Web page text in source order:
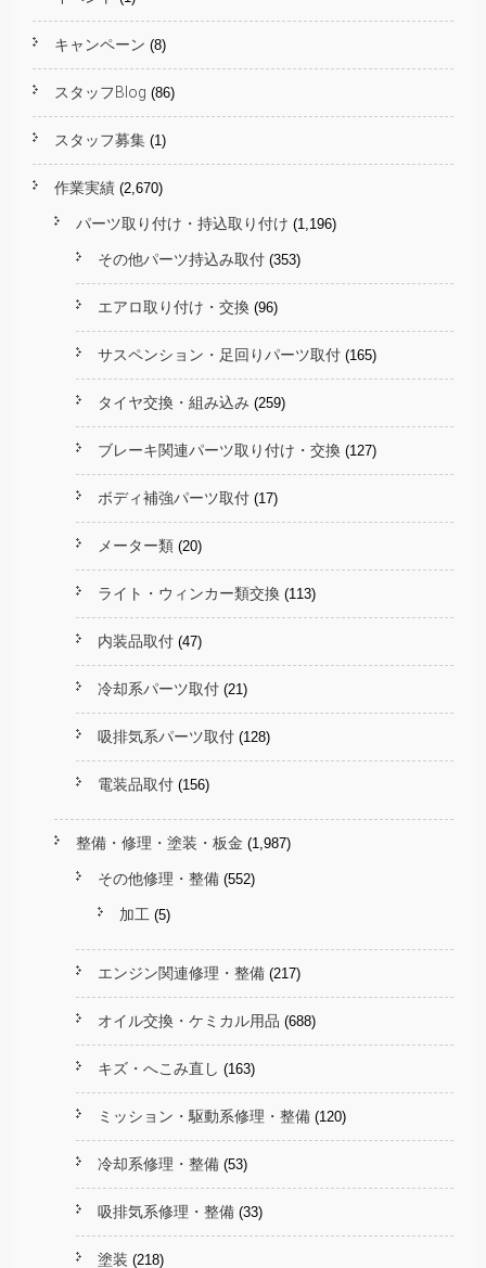
キャンペーン (8)
スタッフBlog (86)
スタッフ募集 (1)
作業実績 (2,670)
パーツ取り付け・持込取り付け (1,196)
その他パーツ持込み取付 (353)
エアロ取り付け・交換 (96)
サスペンション・足回りパーツ取付 (165)
タイヤ交換・組み込み (259)
ブレーキ関連パーツ取り付け・交換 (127)
ボディ補強パーツ取付 (17)
メーター類 (20)
ライト・ウィンカー類交換 (113)
内装品取付 (47)
冷却系パーツ取付 (21)
吸排気系パーツ取付 (128)
電装品取付 (156)
整備・修理・塗装・板金 (1,987)
その他修理・整備 (552)
加工 (5)
エンジン関連修理・整備 (217)
オイル交換・ケミカル用品 (688)
キズ・へこみ直し (163)
ミッション・駆動系修理・整備 (120)
冷却系修理・整備 (53)
吸排気系修理・整備 (33)
塗装 (218)